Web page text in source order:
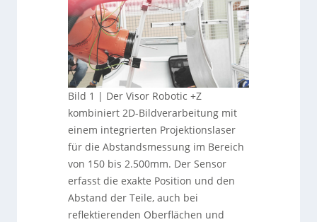
Bild 1 | Der Visor Robotic +Z
kombiniert 2D-Bildverarbeitung mit
einem integrierten Projektionslaser
für die Abstandsmessung im Bereich
von 150 bis 2.500mm. Der Sensor
erfasst die exakte Position und den
Abstand der Teile, auch bei
reflektierenden Oberflächen und